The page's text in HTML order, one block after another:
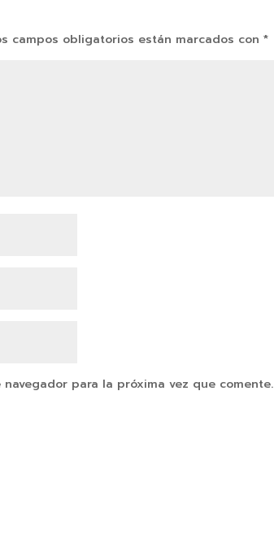
campos obligatorios están marcados con*
para la próxima vez que comente.